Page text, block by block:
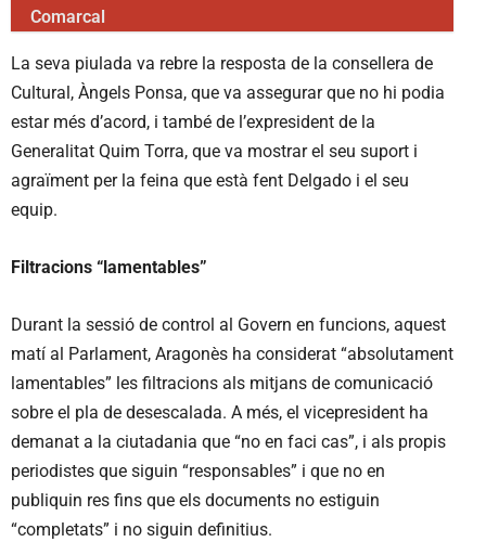
Comarcal
La seva piulada va rebre la resposta de la consellera de
Cultural, Àngels Ponsa, que va assegurar que no hi podia
estar més d’acord, i també de l’expresident de la
Generalitat Quim Torra, que va mostrar el seu suport i
agraïment per la feina que està fent Delgado i el seu
equip.
Filtracions “lamentables”
Durant la sessió de control al Govern en funcions, aquest
matí al Parlament, Aragonès ha considerat “absolutament
lamentables” les filtracions als mitjans de comunicació
sobre el pla de desescalada. A més, el vicepresident ha
demanat a la ciutadania que “no en faci cas”, i als propis
periodistes que siguin “responsables” i que no en
publiquin res fins que els documents no estiguin
“completats” i no siguin definitius.